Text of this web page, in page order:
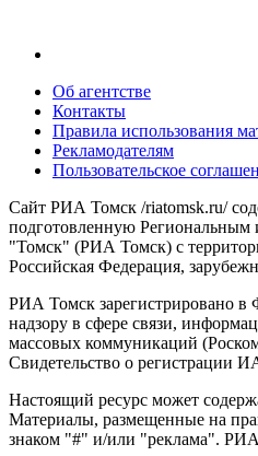
Об агентстве
Контакты
Правила использования
Рекламодателям
Пользовательское
Сайт РИА Томск /riatomsk.ru/
подготовленную
"Томск" (РИА Томск) с
Российская Федерация,
РИА Томск зарегистрировано в
надзору в сфере связи,
массовых коммуникаций
Свидетельство о регистрации
Настоящий ресурс может
Материалы, размещенные на
знаком "#" и/или "реклама".